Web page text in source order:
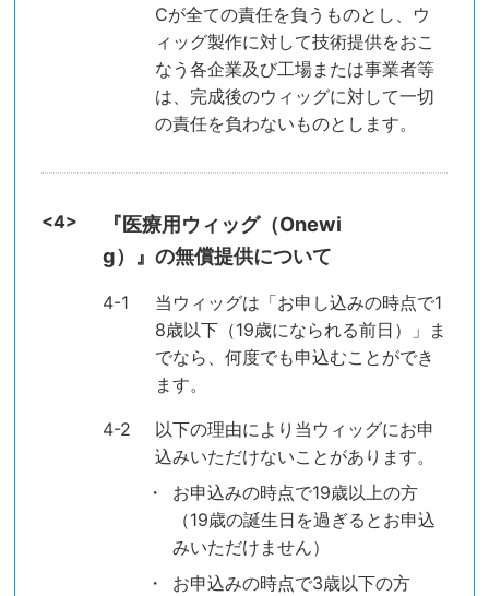
Cが全ての責任を負うものとし、ウ
ィッグ製作に対して技術提供をおこ
なう各企業及び工場または事業者等
は、完成後のウィッグに対して一切
の責任を負わないものとします。
『医療用ウィッグ（Onewi
g）』の無償提供について
当ウィッグは「お申し込みの時点で1
8歳以下（19歳になられる前日）」ま
でなら、何度でも申込むことができ
ます。
以下の理由により当ウィッグにお申
込みいただけないことがあります。
お申込みの時点で19歳以上の方
（19歳の誕生日を過ぎるとお申込
みいただけません）
お申込みの時点で3歳以下の方